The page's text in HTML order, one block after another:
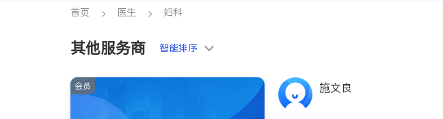
首页 医生 妇科
其他服务商 智能排序
会员 施文良